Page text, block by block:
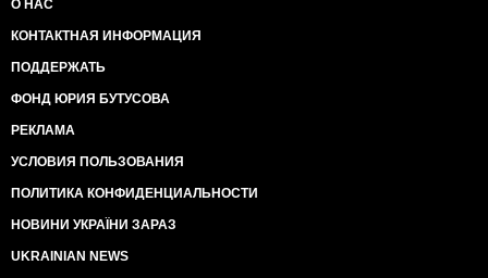
О НАС
КОНТАКТНАЯ ИНФОРМАЦИЯ
ПОДДЕРЖАТЬ
ФОНД ЮРИЯ БУТУСОВА
РЕКЛАМА
УСЛОВИЯ ПОЛЬЗОВАНИЯ
ПОЛИТИКА КОНФИДЕНЦИАЛЬНОСТИ
НОВИНИ УКРАЇНИ ЗАРАЗ
UKRAINIAN NEWS